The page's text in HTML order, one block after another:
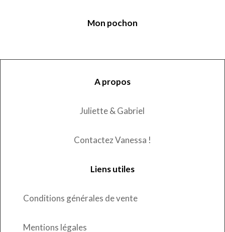
Mon pochon
A propos
Juliette & Gabriel
Contactez Vanessa !
Liens utiles
Conditions générales de vente
Mentions légales